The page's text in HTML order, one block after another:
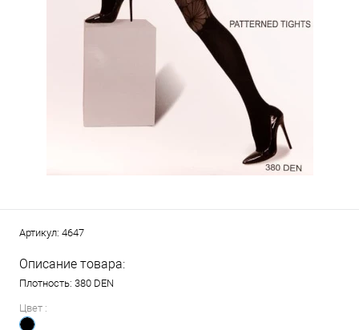
Артикул: 4647
Описание товара:
Плотность: 380 DEN
Цвет :